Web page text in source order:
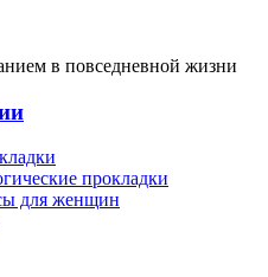
в повседневной жизни
прокладки
для женщин